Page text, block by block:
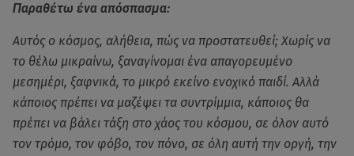
Παραθέτω ένα απόσπασμα:
Αυτός ο κόσμος, αλήθεια, πώς να προστατευθεί; Χωρίς να
το θέλω μικραίνω, ξαναγίνομαι ένα απαγορευμένο
μεσημέρι, ξαφνικά, το μικρό εκείνο ενοχικό παιδί. Αλλά
κάποιος πρέπει να μαζέψει τα συντρίμμια, κάποιος θα
πρέπει να βάλει τάξη στο χάος του κόσμου, σε όλον αυτό
τον τρόμο, τον φόβο, τον πόνο, σε όλη αυτή την οργή, την